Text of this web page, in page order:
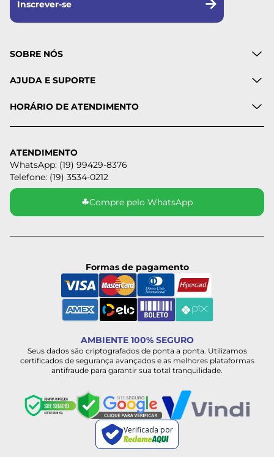
Inscrever-se
SOBRE NÓS
AJUDA E SUPORTE
HORÁRIO DE ATENDIMENTO
ATENDIMENTO
WhatsApp: (19) 99429-8376
Telefone: (19) 3534-0212
☘Compre pelo WhatsApp
Formas de pagamento
AMBIENTE 100% SEGURO
Seus dados são criptografados de ponta a ponta. Utilizamos
certificados de segurança avançados e as melhores plataformas
antifraude para garantir sua total tranquilidade.
Verificada por